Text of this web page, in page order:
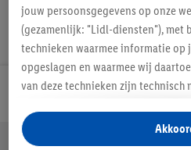
Lidl
Jouw voordelen bij ons als Lidl
jouw persoonsgegevens op onze
(gezamenlijk: "Lidl-diensten"), met
technieken waarmee informatie
opgeslagen en waarmee wij
van deze technieken zijn technisch
opslaan van voorkeursinstellingen,
analyseren van statistieken of voor